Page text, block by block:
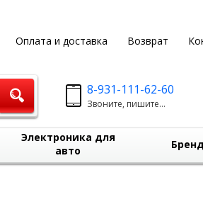
Оплата и доставка Возврат
8-931-111-62-60
Звоните, пишите...
Электроника для
авто